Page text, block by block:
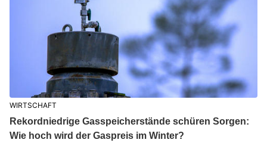
WIRTSCHAFT
Rekordniedrige Gasspeicherstände schüren Sorgen:
Wie hoch wird der Gaspreis im Winter?